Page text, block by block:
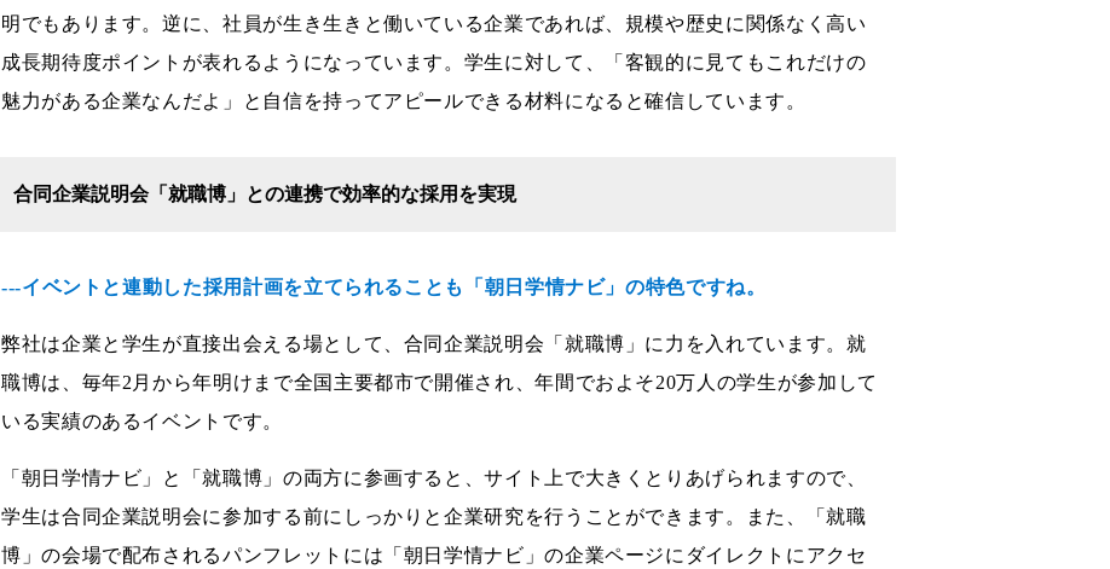
明でもあります。逆に、社員が生き生きと働いている企業であれば、規模や歴史に関係なく高い
成長期待度ポイントが表れるようになっています。学生に対して、「客観的に見てもこれだけの
魅力がある企業なんだよ」と自信を持ってアピールできる材料になると確信しています。
合同企業説明会「就職博」との連携で効率的な採用を実現
---イベントと連動した採用計画を立てられることも「朝日学情ナビ」の特色ですね。
弊社は企業と学生が直接出会える場として、合同企業説明会「就職博」に力を入れています。就
職博は、毎年2月から年明けまで全国主要都市で開催され、年間でおよそ20万人の学生が参加して
いる実績のあるイベントです。
「朝日学情ナビ」と「就職博」の両方に参画すると、サイト上で大きくとりあげられますので、
学生は合同企業説明会に参加する前にしっかりと企業研究を行うことができます。また、「就職
博」の会場で配布されるパンフレットには「朝日学情ナビ」の企業ページにダイレクトにアクセ